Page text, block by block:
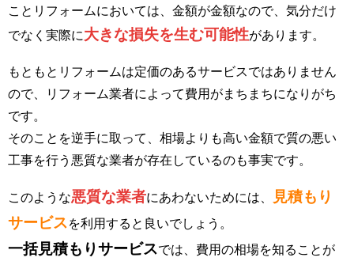
ことリフォームにおいては、金額が金額なので、気分だけ
でなく実際に大きな損失を生む可能性があります。
もともとリフォームは定価のあるサービスではありません
ので、リフォーム業者によって費用がまちまちになりがち
です。
そのことを逆手に取って、相場よりも高い金額で質の悪い
工事を行う悪質な業者が存在しているのも事実です。
このような悪質な業者にあわないためには、
見積もり
サービス を利用すると良いでしょう。
一括見積もりサービスでは、費用の相場を知ることが